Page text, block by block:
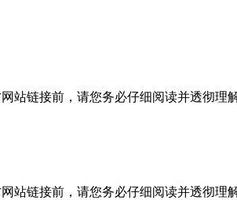
站链接前，请您务必仔细阅读并透彻理
站链接前，请您务必仔细阅读并透彻